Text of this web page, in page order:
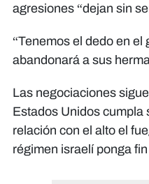
agresiones “dejan sin
“Tenemos el dedo en el
abandonará a sus
Las negociaciones
Estados Unidos cumpla
relación con el alto el
régimen israelí ponga